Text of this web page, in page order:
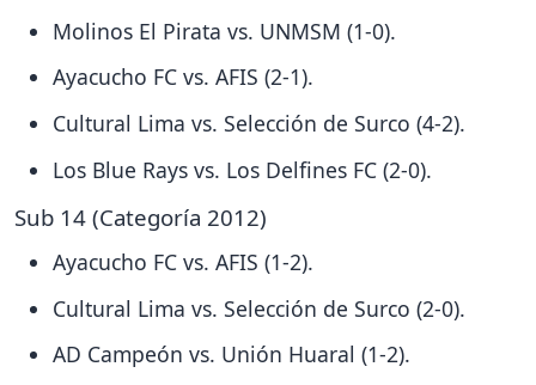
Molinos El Pirata vs. UNMSM (1-0).
Ayacucho FC vs. AFIS (2-1).
Cultural Lima vs. Selección de Surco (4-2).
Los Blue Rays vs. Los Delfines FC (2-0).
Sub 14 (Categoría 2012)
Ayacucho FC vs. AFIS (1-2).
Cultural Lima vs. Selección de Surco (2-0).
AD Campeón vs. Unión Huaral (1-2).